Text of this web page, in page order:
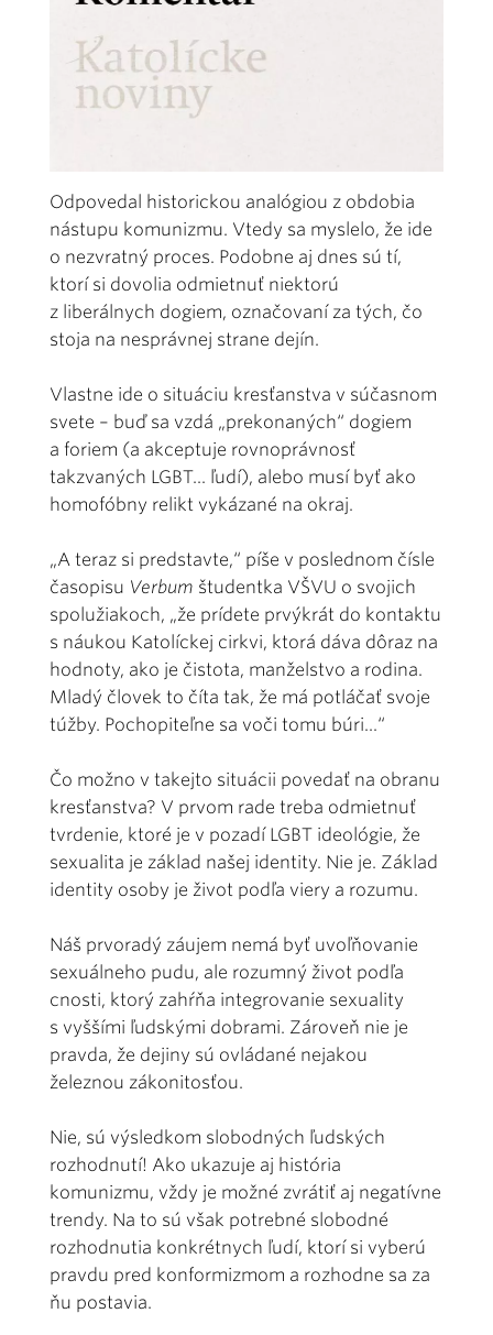
Odpovedal historickou analógiou z obdobia
nástupu komunizmu. Vtedy sa myslelo, že ide
o nezvratný proces. Podobne aj dnes sú tí,
ktorí si dovolia odmietnuť niektorú
z liberálnych dogiem, označovaní za tých, čo
stoja na nesprávnej strane dejín.
Vlastne ide o situáciu kresťanstva v súčasnom
svete – buď sa vzdá „prekonaných“ dogiem
a foriem (a akceptuje rovnoprávnosť
takzvaných LGBT... ľudí), alebo musí byť ako
homofóbny relikt vykázané na okraj.
„A teraz si predstavte,“ píše v poslednom čísle
časopisu Verbum študentka VŠVU o svojich
spolužiakoch, „že prídete prvýkrát do kontaktu
s náukou Katolíckej cirkvi, ktorá dáva dôraz na
hodnoty, ako je čistota, manželstvo a rodina.
Mladý človek to číta tak, že má potláčať svoje
túžby. Pochopiteľne sa voči tomu búri...“
Čo možno v takejto situácii povedať na obranu
kresťanstva? V prvom rade treba odmietnuť
tvrdenie, ktoré je v pozadí LGBT ideológie, že
sexualita je základ našej identity. Nie je. Základ
identity osoby je život podľa viery a rozumu.
Náš prvoradý záujem nemá byť uvoľňovanie
sexuálneho pudu, ale rozumný život podľa
cnosti, ktorý zahŕňa integrovanie sexuality
s vyššími ľudskými dobrami. Zároveň nie je
pravda, že dejiny sú ovládané nejakou
železnou zákonitosťou.
Nie, sú výsledkom slobodných ľudských
rozhodnutí! Ako ukazuje aj história
komunizmu, vždy je možné zvrátiť aj negatívne
trendy. Na to sú však potrebné slobodné
rozhodnutia konkrétnych ľudí, ktorí si vyberú
pravdu pred konformizmom a rozhodne sa za
ňu postavia.